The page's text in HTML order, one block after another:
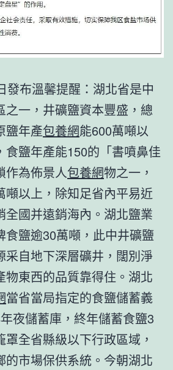
發布溫馨提醒：湖北省是中
之一，井礦鹽資本豐盛，總
鹽年產包養網能600萬噸以
食鹽年產能150的「書噴鼻佳
作為佈景人包養網物之一，
噸以上，除知足省內平易近
全國并遠銷海內。湖北鹽業
食鹽逾30萬噸，此中井礦鹽
采自地下深層礦井，闊別淨
物東西的品質靠得住。湖北
當省當局指定的食鹽儲蓄義
夜儲蓄庫，終年儲蓄食鹽3
全省縣級以下行政區域，
的市場保供系統。今朝湖北